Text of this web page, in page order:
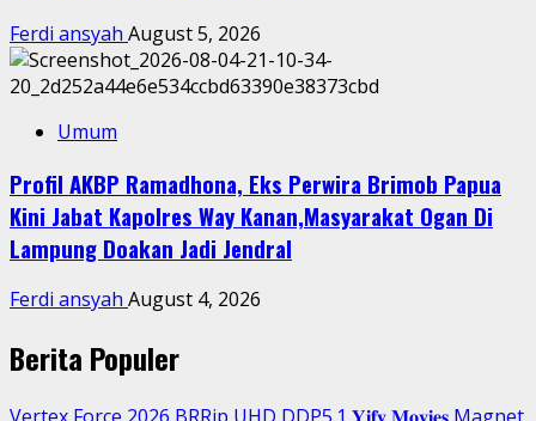
Ferdi ansyah August 5, 2026
Umum
Profil AKBP Ramadhona, Eks Perwira Brimob Papua
Kini Jabat Kapolres Way Kanan,Masyarakat Ogan Di
Lampung Doakan Jadi Jendral
Ferdi ansyah August 4, 2026
Berita Populer